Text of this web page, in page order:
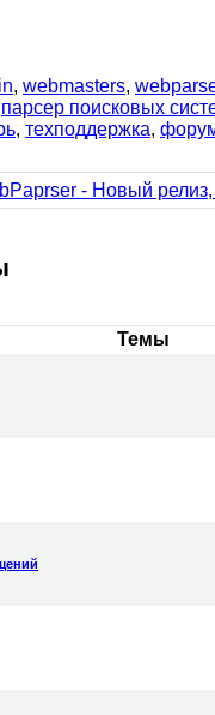
, webmasters,
парсер поисковых
, техподдержка,
- Новый
Темы